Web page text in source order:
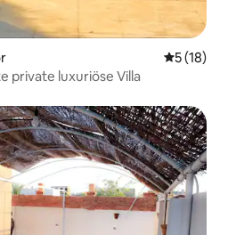
5 (18)
private luxuriöse Villa